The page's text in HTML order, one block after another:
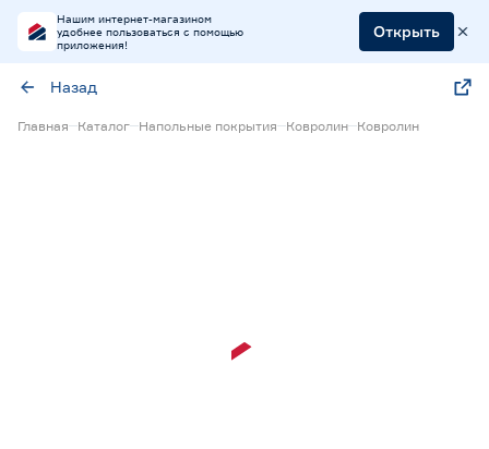
Нашим интернет-магазином
удобнее пользоваться с помощью
приложения!
Открыть
Назад
Главная Каталог Напольные покрытия Ковролин Ковролин